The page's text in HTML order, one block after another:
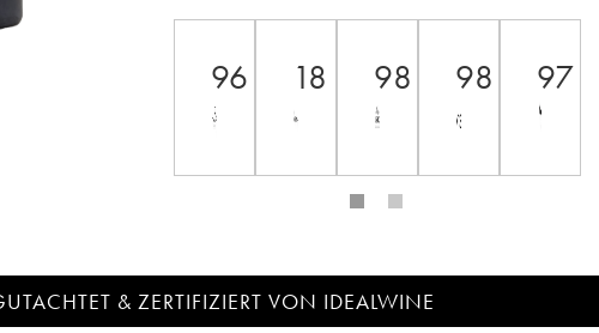
96 18 98 98 97
& ZERTIFIZIERT VON IDEALWINE